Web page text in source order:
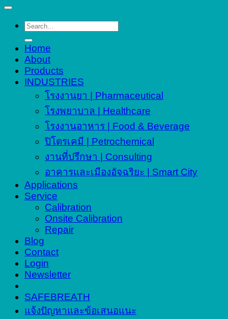
Search
Home
About
Products
INDUSTRIES
โรงงานยา | Pharmaceutical
โรงพยาบาล | Healthcare
โรงงานอาหาร | Food & Beverage
ปิโตรเคมี | Petrochemical
งานที่ปรึกษา | Consulting
อาคารและเมืองอัจฉริยะ | Smart City
Applications
Service
Calibration
Onsite Calibration
Repair
Blog
Contact
Login
Newsletter
SAFEBREATH
แจ้งปัญหาและข้อเสนอแนะ